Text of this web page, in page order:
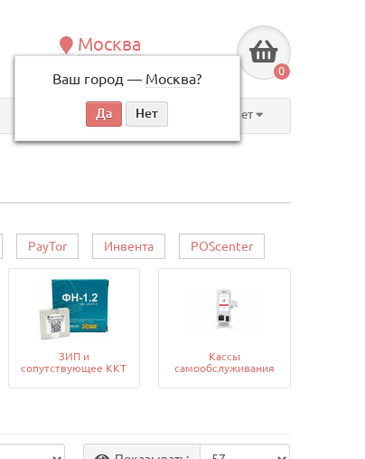
Москва
Ваш город — Москва?
по будням, с 09:00 до 18:00
0
Контакты Личный кабинет
PayTor Инвента POScenter
ЗИП и
сопутствующее ККТ
Кассы
самообслуживания